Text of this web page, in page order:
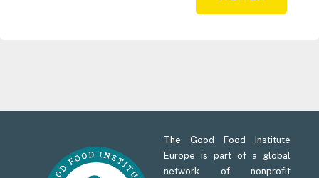
The Good Food Institute
Europe is part of a global
network of nonprofit